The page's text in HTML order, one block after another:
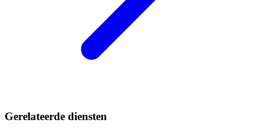
Gerelateerde diensten